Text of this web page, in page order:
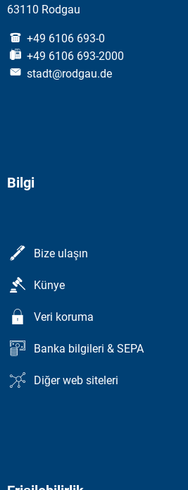
63110 Rodgau
+49 6106 693-0
+49 6106 693-2000
stadt@rodgau.de
Bilgi
Bize ulaşın
Künye
Veri koruma
Banka bilgileri & SEPA
Diğer web siteleri